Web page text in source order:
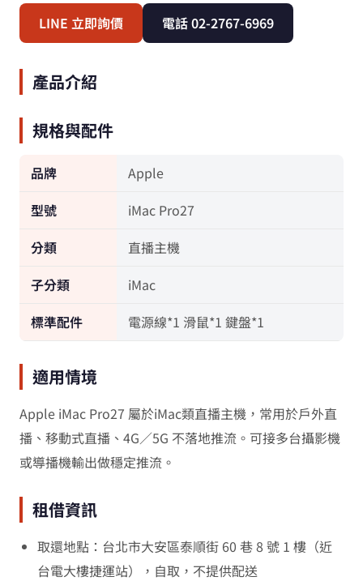
LINE 立即詢價 電話 02-2767-6969
產品介紹
規格與配件
品牌
Apple
型號
iMac Pro27
分類
直播主機
子分類
iMac
標準配件
電源線*1 滑鼠*1 鍵盤*1
適用情境
Apple iMac Pro27 屬於iMac類直播主機，常用於戶外直
播、移動式直播、4G／5G 不落地推流。可接多台攝影機
或導播機輸出做穩定推流。
租借資訊
取還地點：台北市大安區泰順街 60 巷 8 號 1 樓（近
台電大樓捷運站），自取，不提供配送